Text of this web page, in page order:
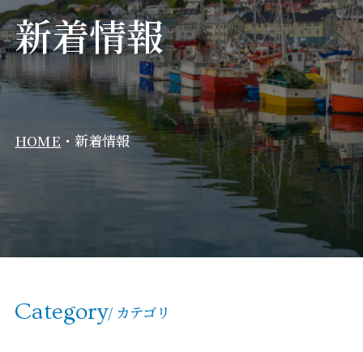
新着情報
HOME ・新着情報
Category/ カテゴリ